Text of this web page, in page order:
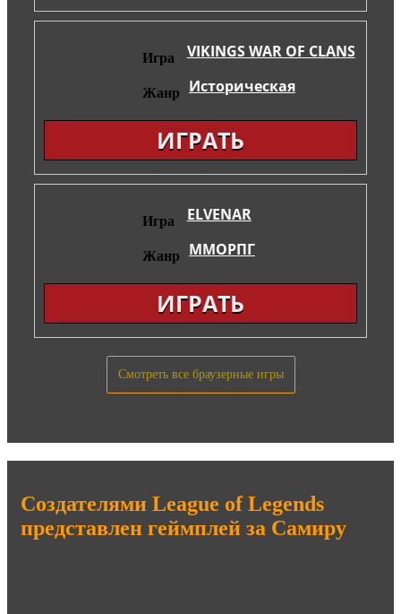
Игра VIKINGS WAR OF CLANS
Жанр Историческая
ИГРАТЬ
Игра ELVENAR
Жанр ММОРПГ
ИГРАТЬ
Смотреть все браузерные игры
Создателями League of Legends
представлен геймплей за Самиру